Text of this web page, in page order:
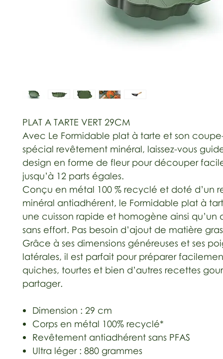
PLAT A TARTE VERT 29CM
Avec Le Formidable plat à tarte et son
spécial revêtement minéral, laissez-vous
design en forme de fleur pour découper
jusqu’à 12 parts égales.
Conçu en métal 100 % recyclé et doté d’un
minéral antiadhérent, le Formidable plat à
une cuisson rapide et homogène ainsi qu’un
sans effort. Pas besoin d’ajout de matière
Grâce à ses dimensions généreuses et ses
latérales, il est parfait pour préparer
quiches, tourtes et bien d’autres recettes
partager.
Dimension : 29 cm
Corps en métal 100% recyclé*
Revêtement antiadhérent sans PFAS
Ultra léger : 880 grammes